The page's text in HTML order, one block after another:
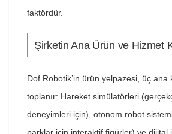
faktördür.
Şirketin Ana Ürün ve Hizmet
Dof Robotik’in ürün yelpazesi, üç ana
toplanır: Hareket simülatörleri
deneyimleri için), otonom robot